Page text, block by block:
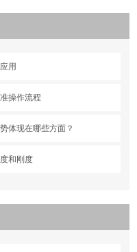
用
操作流程
体现在哪些方面？
和刚度